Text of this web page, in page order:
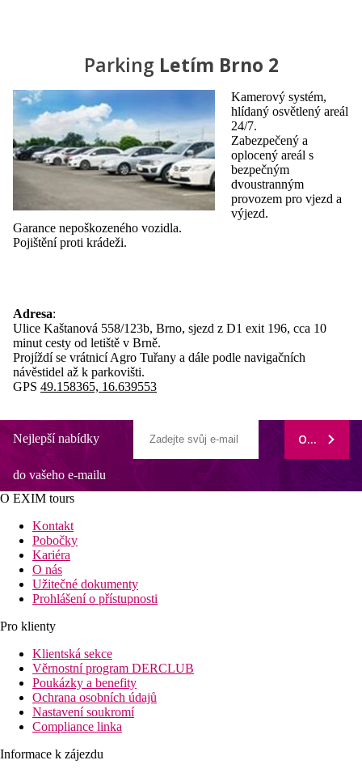
Parking Letím Brno 2
Kamerový systém,
hlídaný osvětlený areál
24/7.
Zabezpečený a
oplocený areál s
bezpečným
dvoustranným
provozem pro vjezd a
výjezd.
Garance nepoškozeného vozidla.
Pojištění proti krádeži.
Adresa:
Ulice Kaštanová 558/123b, Brno, sjezd z D1 exit 196, cca 10
minut cesty od letiště v Brně.
Projíždí se vrátnicí Agro Tuřany a dále podle navigačních
návěstidel až k parkovišti.
GPS 49.158365, 16.639553
Nejlepší nabídky
do vašeho e-mailu
ODEBÍRAT
O EXIM tours
Kontakt
Pobočky
Kariéra
O nás
Užitečné dokumenty
Prohlášení o přístupnosti
Pro klienty
Klientská sekce
Věrnostní program DERCLUB
Poukázky a benefity
Ochrana osobních údajů
Nastavení soukromí
Compliance linka
Informace k zájezdu